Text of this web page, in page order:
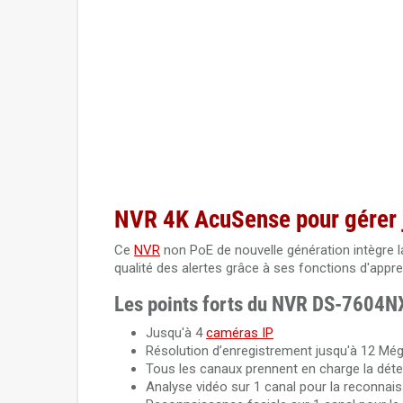
NVR 4K AcuSense pour
Ce NVR non PoE de nouvelle génération
qualité des alertes grâce à ses fonctions
Les points forts du NVR DS-
Jusqu'à 4caméras IP
Résolution d’enregistrement jusqu'à 12
Tous les canaux prennent en charge la
Analyse vidéo sur 1 canal pour la